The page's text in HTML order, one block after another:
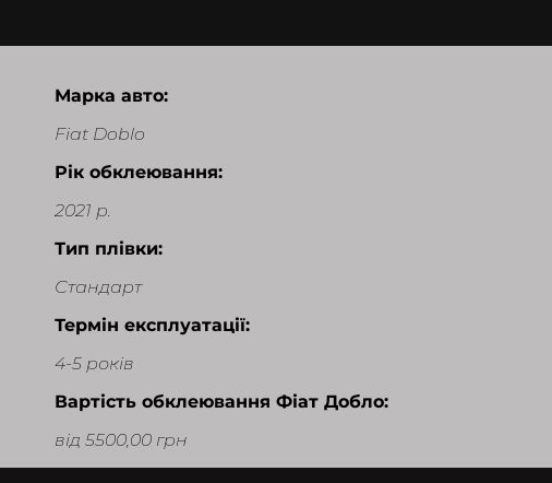
Марка авто:
Fiat Doblo
Рік обклеювання:
2021 р.
Тип плівки:
Стандарт
Термін експлуатації:
4-5 років
Вартість обклеювання Фіат Добло:
від 5500,00 грн